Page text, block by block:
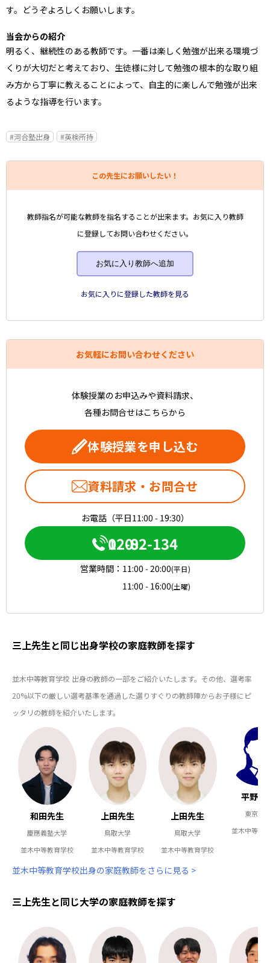
す。どうぞよろしくお願いします。
当会からの紹介
明るく、継続性のある教師です。一番は楽しく勉強が出来る環境づ
くりが大切だと考えており、生徒様に対して勉強の根本的な取り組
み方から丁寧に教えることによって、自主的に楽しんで勉強が出来
るような指導を行います。
#河合塾出身 #英検所持
この先生にお願いしたい！
教師指名が可能な教師を指名することが出来ます。お気に入り教師
に登録してお問い合わせください。
お気に入り教師へ追加
お気に入りに登録した教師を見る
お気軽にお問い合わせください
体験授業のお申込みや資料請求、
各種お問合せはこちらから
体験授業を申し込む
資料請求・お問合せ
お電話（平日11:00 - 19:30）
0120-082-134
営業時間： 11:00 - 20:00(平日)
11:00 - 16:00(土曜)
三上先生と同じ出身学校の家庭教師を探す
並木中等教育学校 出身の教師の一部をご紹介いたします。その他、選考率
20%以下の厳しい選考基準を通過した選りすぐりの教師陣からお子様にピ
ッタリの教師を紹介いたします。
和田先生
慶應義塾大学
並木中等教育学校
上田先生
鳥取大学
並木中等教育学校
上田先生
鳥取大学
並木中等教育学校
平野先
東京大
並木中等教
並木中等教育学校出身の家庭教師をさらに見る >
三上先生と同じ大学の家庭教師を探す